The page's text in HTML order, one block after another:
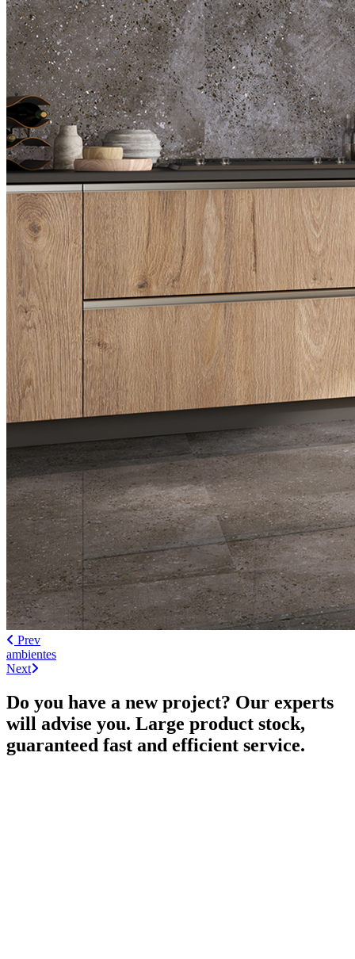
Prev
ambientes
Next
Do you have a new project? Our experts
will advise you. Large product stock,
guaranteed fast and efficient service.